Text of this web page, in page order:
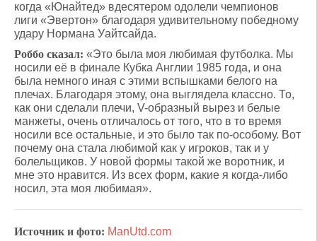
когда «Юнайтед» вдесятером одолели чемпионов
лиги «Эвертон» благодаря удивительному победному
удару Нормана Уайтсайда.
Роббо сказал: «Это была моя любимая футболка. Мы
носили её в финале Кубка Англии 1985 года, и она
была немного иная с этими вспышками белого на
плечах. Благодаря этому, она выглядела классно. То,
как они сделали плечи, V-образный вырез и белые
манжеты, очень отличалось от того, что в то время
носили все остальные, и это было так по-особому. Вот
почему она стала любимой как у игроков, так и у
болельщиков. У новой формы такой же воротник, и
мне это нравится. Из всех форм, какие я когда-либо
носил, эта моя любимая».
Источник и фото: ManUtd.com